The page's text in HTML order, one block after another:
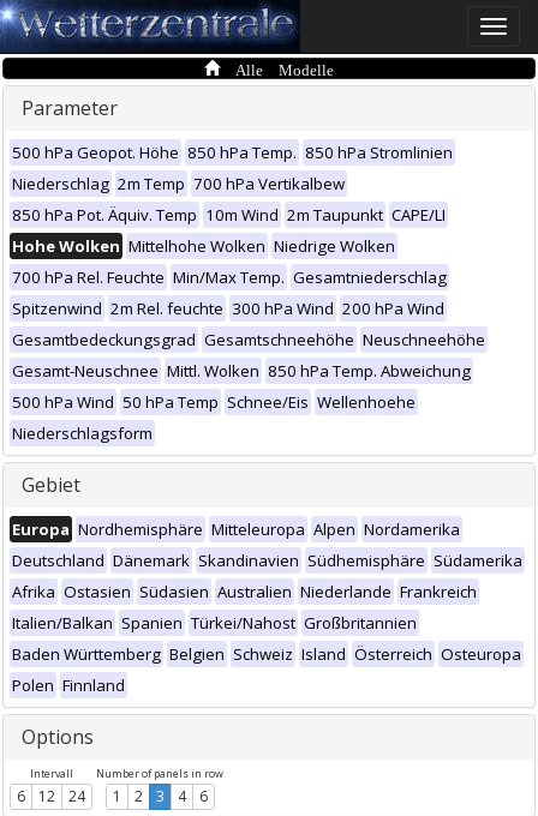
Toggle
Alle Modelle
Parameter
500 hPa Geopot. Höhe 850 hPa Temp. 850 hPa Stromlinien
Niederschlag 2m Temp 700 hPa Vertikalbew
850 hPa Pot. Äquiv. Temp 10m Wind 2m Taupunkt CAPE/LI
Hohe Wolken Mittelhohe Wolken Niedrige Wolken
700 hPa Rel. Feuchte Min/Max Temp. Gesamtniederschlag
Spitzenwind 2m Rel. feuchte 300 hPa Wind 200 hPa Wind
Gesamtbedeckungsgrad Gesamtschneehöhe Neuschneehöhe
Gesamt-Neuschnee Mittl. Wolken 850 hPa Temp. Abweichung
500 hPa Wind 50 hPa Temp Schnee/Eis Wellenhoehe
Niederschlagsform
Gebiet
Europa Nordhemisphäre Mitteleuropa Alpen Nordamerika
Deutschland Dänemark Skandinavien Südhemisphäre Südamerika
Afrika Ostasien Südasien Australien Niederlande Frankreich
Italien/Balkan Spanien Türkei/Nahost Großbritannien
Baden Württemberg Belgien Schweiz Island Österreich Osteuropa
Polen Finnland
Options
Intervall
6 12 24
Number of panels in row
1 2 3 4 6